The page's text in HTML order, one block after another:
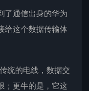
了通信出身的华为
给这个数据传输体
统的电线，数据交
；更牛的是，它这